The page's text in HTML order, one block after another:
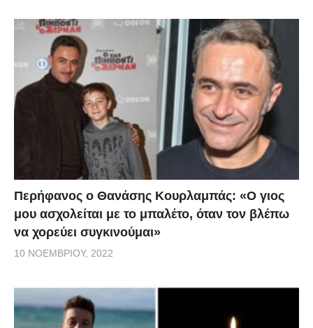
Περήφανος ο Θανάσης Κουρλαμπάς: «Ο γιος
μου ασχολείται με το μπαλέτο, όταν τον βλέπω
να χορεύει συγκινούμαι»
10 ΝΟΕΜΒΡΊΟΥ, 2022